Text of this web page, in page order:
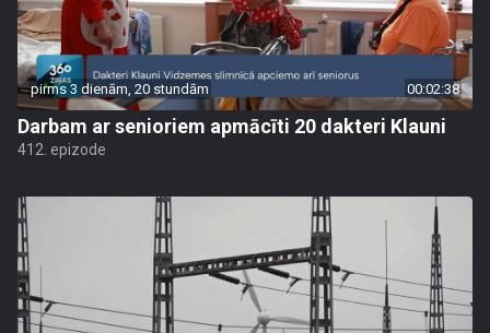
pirms 3 dienām, 20 stundām 00:02:38
Darbam ar senioriem apmācīti 20 dakteri Klauni
412. epizode